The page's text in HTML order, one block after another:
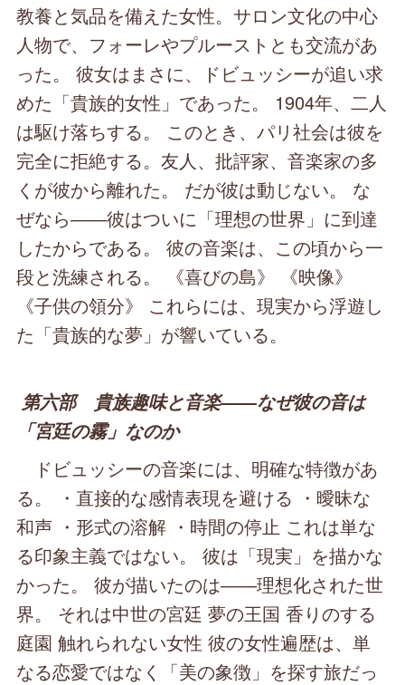
教養と気品を備えた女性。サロン文化の中心
人物で、フォーレやプルーストとも交流があ
った。 彼女はまさに、ドビュッシーが追い求
めた「貴族的女性」であった。 1904年、二人
は駆け落ちする。 このとき、パリ社会は彼を
完全に拒絶する。友人、批評家、音楽家の多
くが彼から離れた。 だが彼は動じない。 な
ぜなら――彼はついに「理想の世界」に到達
したからである。 彼の音楽は、この頃から一
段と洗練される。 《喜びの島》 《映像》
《子供の領分》 これらには、現実から浮遊し
た「貴族的な夢」が響いている。
第六部 貴族趣味と音楽――なぜ彼の音は
「宮廷の霧」なのか
ドビュッシーの音楽には、明確な特徴があ
る。 ・直接的な感情表現を避ける ・曖昧な
和声 ・形式の溶解 ・時間の停止 これは単な
る印象主義ではない。 彼は「現実」を描かな
かった。 彼が描いたのは――理想化された世
界。 それは中世の宮廷 夢の王国 香りのする
庭園 触れられない女性 彼の女性遍歴は、単
なる恋愛ではなく「美の象徴」を探す旅だっ